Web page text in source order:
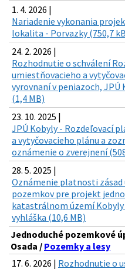
1. 4. 2026 |
Nariadenie vykonania
lokalita - Porvazky (750,7
24. 2. 2026 |
Rozhodnutie o schválení
umiestňovacieho a
vyrovnaní v peniazoch,
(1,4 MB)
23. 10. 2025 |
JPÚ Kobyly - Rozdeľovací
a vytyčovacieho plánu a
oznámenie o zverejnení
28. 5. 2025 |
Oznámenie platnosti
pozemkov pre projekt
katastrálnom území
vyhláška (10,6 MB)
Jednoduché pozemkové
Osada / Pozemky a lesy
17. 6. 2026 | Rozhodnutie o